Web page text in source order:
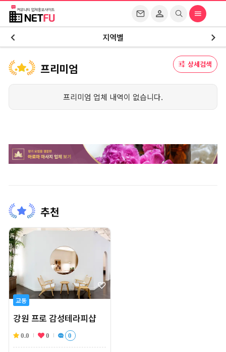
지역별
상세검색
프리미엄
프리미엄 업체 내역이 없습니다.
추천
교동
강원 프로 감성테라피샵
0.0 0 0